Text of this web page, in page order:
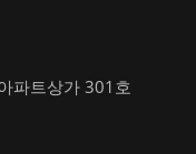
파트상가 301호